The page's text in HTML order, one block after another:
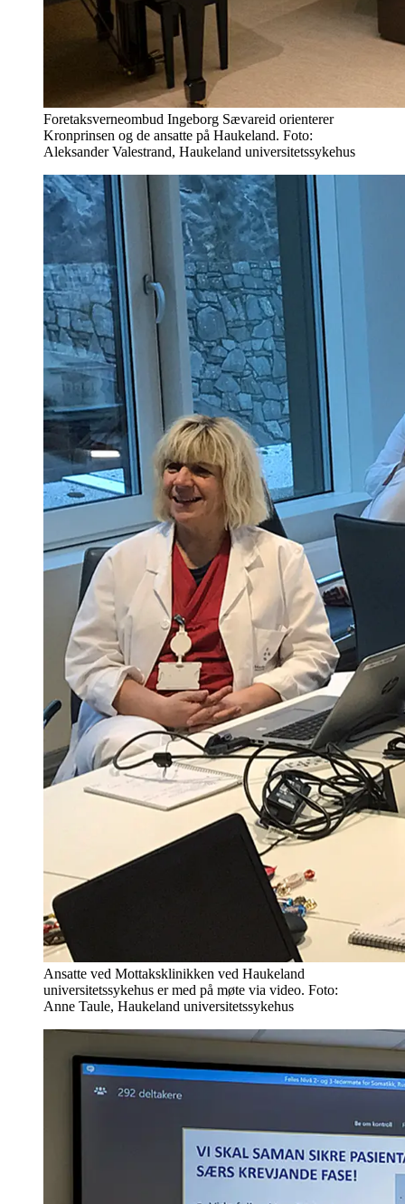
Foretaksverneombud Ingeborg Sævareid orienterer
Kronprinsen og de ansatte på Haukeland. Foto:
Aleksander Valestrand, Haukeland universitetssykehus
Ansatte ved Mottaksklinikken ved Haukeland
universitetssykehus er med på møte via video. Foto:
Anne Taule, Haukeland universitetssykehus